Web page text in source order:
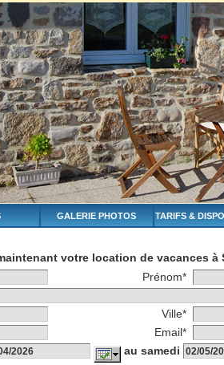
GALERIE PHOTOS TARIFS &
votre location de vacances à
Prénom*
Ville*
Email*
au samedi